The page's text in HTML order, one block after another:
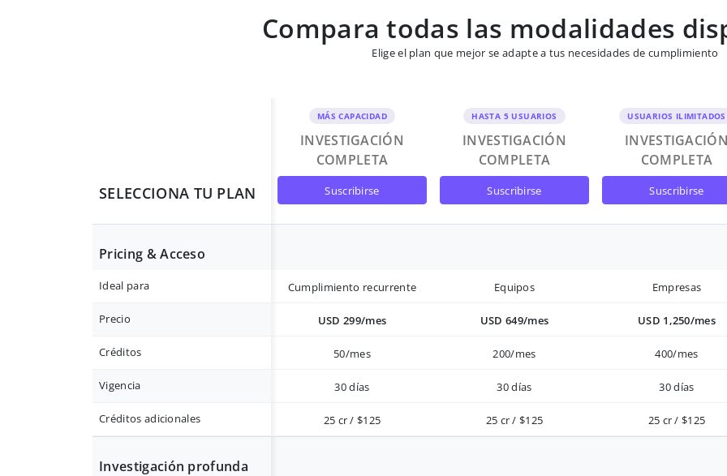
Compara todas las modalidades
Elige el plan que mejor se adapte a tus necesidades de cumplimiento
SELECCIONA TU PLAN
MÁS CAPACIDAD
INVESTIGACIÓN
COMPLETA
suscribirse
HASTA 5 USUARIOS
INVESTIGACIÓN
COMPLETA
suscribirse
USUARIOS ILIMITADOS
COMPLETA
suscribirse
Pricing & Acceso
Ideal para Cumplimiento recurrente Equipos Empresas
Precio USD 299/mes USD 649/mes USD 1,250/mes
Créditos 50/mes 200/mes 400/mes
Vigencia 30 días 30 días 30 días
Créditos adicionales 25 cr / $125 25 cr / $125 25 cr / $125
Investigación profunda